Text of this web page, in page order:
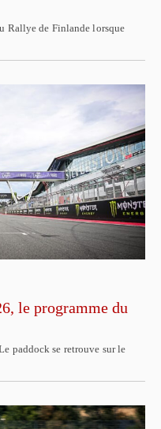
Rallye de Finlande lorsque
le programme du
paddock se retrouve sur le